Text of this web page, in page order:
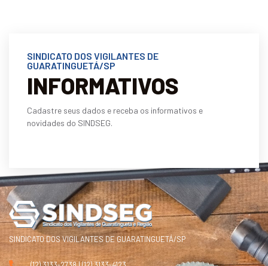
SINDICATO DOS VIGILANTES DE
GUARATINGUETÁ/SP
INFORMATIVOS
Cadastre seus dados e receba os informativos e
novidades do SINDSEG.
SINDICATO DOS VIGILANTES DE GUARATINGUETÁ/SP